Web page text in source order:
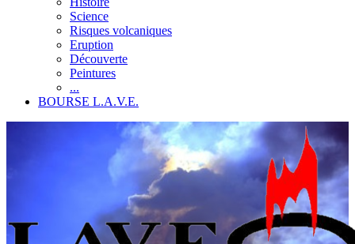
Science
Risques volcaniques
Eruption
Découverte
Peintures
...
BOURSE L.A.V.E.